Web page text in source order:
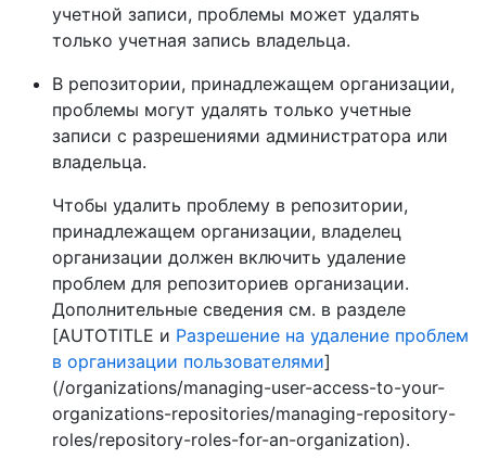
учетной записи, проблемы может удалять
только учетная запись владельца.
В репозитории, принадлежащем организации,
проблемы могут удалять только учетные
записи с разрешениями администратора или
владельца.
Чтобы удалить проблему в репозитории,
принадлежащем организации, владелец
организации должен включить удаление
проблем для репозиториев организации.
Дополнительные сведения см. в разделе
[AUTOTITLE и Разрешение на удаление проблем
в организации пользователями]
(/organizations/managing-user-access-to-your-
organizations-repositories/managing-repository-
roles/repository-roles-for-an-organization).